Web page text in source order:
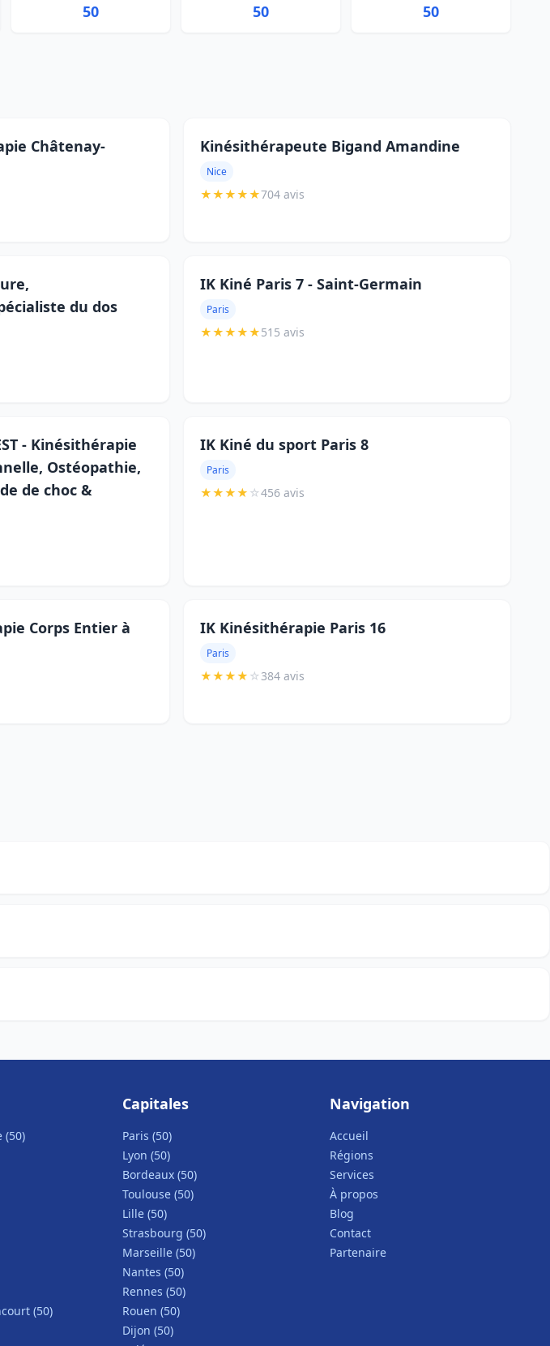
50 50 50
Châtenay-
Kinésithérapeute Bigand Amandine
Nice
★★★★★704 avis
du dos
IK Kiné Paris 7 - Saint-Germain
Paris
★★★★★515 avis
- Kinésithérapie
Ostéopathie,
de choc &
IK Kiné du sport Paris 8
Paris
★★★★ ☆456 avis
Corps Entier à
IK Kinésithérapie Paris 16
Paris
★★★★ ☆384 avis
(50)
(50)
Capitales
Paris (50)
Lyon (50)
Bordeaux (50)
Toulouse (50)
Lille (50)
Strasbourg (50)
Marseille (50)
Nantes (50)
Rennes (50)
Rouen (50)
Dijon (50)
Navigation
Accueil
Régions
Services
À propos
Blog
Contact
Partenaire